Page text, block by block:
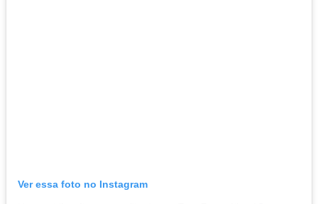
Ver essa foto no Instagram